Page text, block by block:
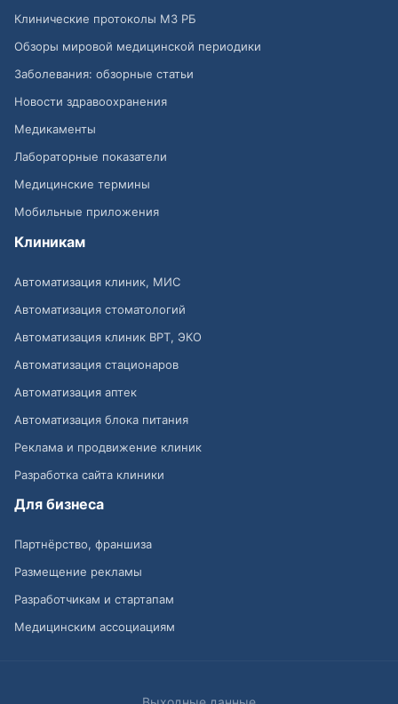
Клинические протоколы МЗ РБ
Обзоры мировой медицинской периодики
Заболевания: обзорные статьи
Новости здравоохранения
Медикаменты
Лабораторные показатели
Медицинские термины
Мобильные приложения
Клиникам
Автоматизация клиник, МИС
Автоматизация стоматологий
Автоматизация клиник ВРТ, ЭКО
Автоматизация стационаров
Автоматизация аптек
Автоматизация блока питания
Реклама и продвижение клиник
Разработка сайта клиники
Для бизнеса
Партнёрство, франшиза
Размещение рекламы
Разработчикам и стартапам
Медицинским ассоциациям